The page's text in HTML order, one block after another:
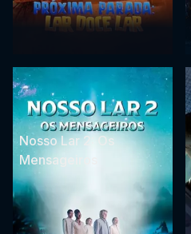
Nosso Lar 2: Os
Mensageiros